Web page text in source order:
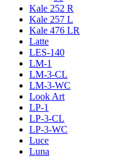
Kale 252 R
Kale 257 L
Kale 476 LR
Latte
LES-140
LM-1
LM-3-CL
LM-3-WC
Look Art
LP-1
LP-3-CL
LP-3-WC
Luce
Luna